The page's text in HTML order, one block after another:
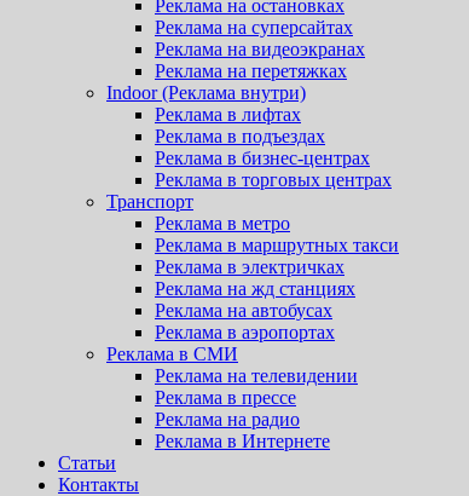
Реклама на остановках
Реклама на суперсайтах
Реклама на видеоэкранах
Реклама на перетяжках
Indoor (Реклама внутри)
Реклама в лифтах
Реклама в подъездах
Реклама в бизнес-центрах
Реклама в торговых центрах
Транспорт
Реклама в метро
Реклама в маршрутных такси
Реклама в электричках
Реклама на жд станциях
Реклама на автобусах
Реклама в аэропортах
Реклама в СМИ
Реклама на телевидении
Реклама в прессе
Реклама на радио
Реклама в Интернете
Статьи
Контакты